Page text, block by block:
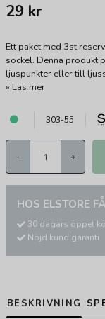
29 kr
Ett paket med 3st
sockel. Denna produkt
ljuspunkter eller till
Läs mer
303-55
- +
HOS ELSTORE
30 dagars öppet
Nöjd kund garanti
BESKRIVNING